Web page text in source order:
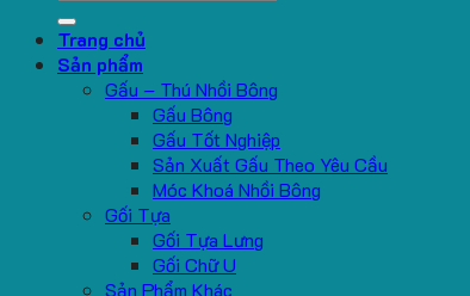
Trang chủ
Sản phẩm
Gấu – Thú Nhồi Bông
Gấu Bông
Gấu Tốt Nghiệp
Sản Xuất Gấu Theo Yêu Cầu
Móc Khoá Nhồi Bông
Gối Tựa
Gối Tựa Lưng
Gối Chữ U
Sản Phẩm Khác